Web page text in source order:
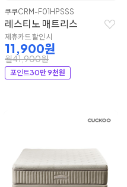
쿠쿠CRM-F01HPSSS
레스티노 매트리스
제휴카드 할인 시
11,900원
월41,900원
포인트30만 9천원